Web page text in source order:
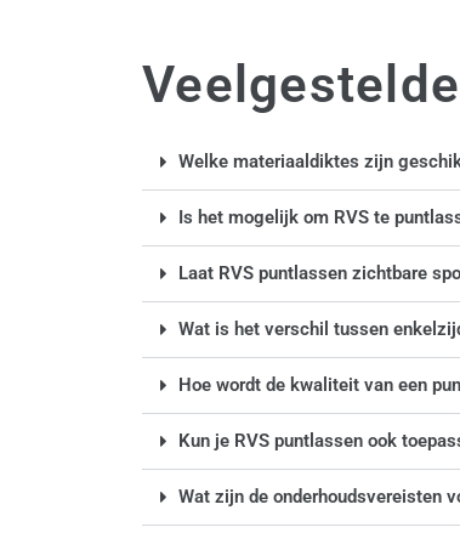
Welke materiaaldiktes zijn
Is het mogelijk om RVS te
Laat RVS puntlassen zichtbare
Wat is het verschil tussen
Hoe wordt de kwaliteit van een
Kun je RVS puntlassen ook
Wat zijn de onderhoudsvereisten